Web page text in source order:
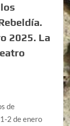
2025. La
de
2 de enero